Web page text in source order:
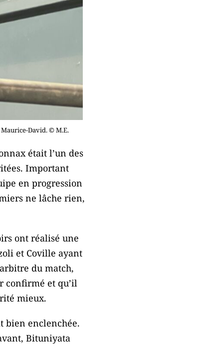
David. © M.E.
était l’un des
Important
en progression
ne lâche rien,
ont réalisé une
et Coville ayant
du match,
confirmé et qu’il
mieux.
bien enclenchée.
Bituniyata